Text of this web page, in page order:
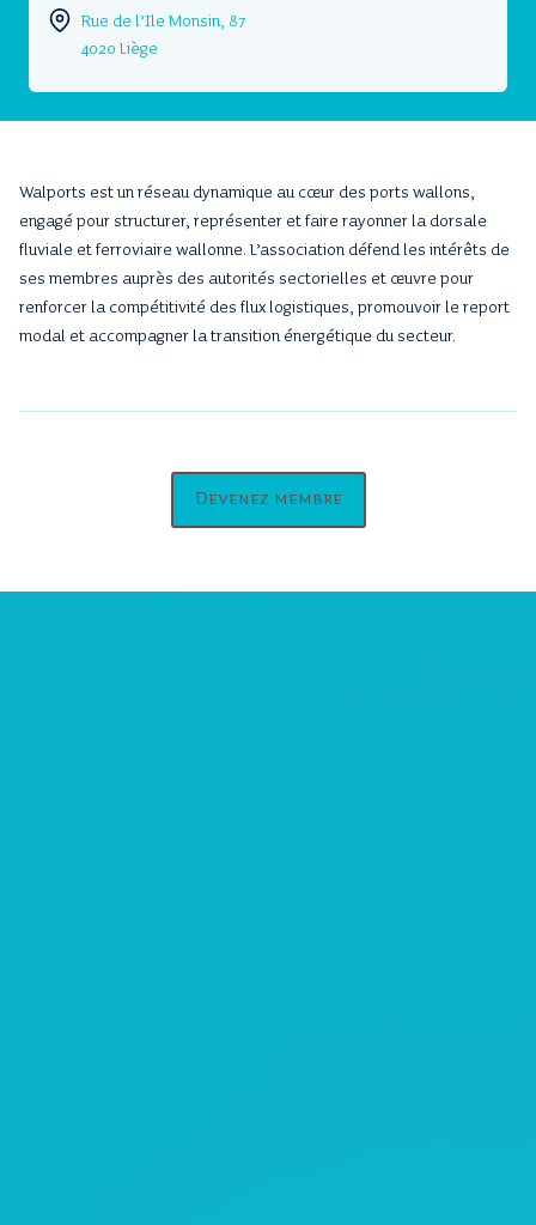
Rue de l’Ile Monsin, 87
4020 Liège
Walports est un réseau dynamique au cœur des ports wallons,
engagé pour structurer, représenter et faire rayonner la dorsale
fluviale et ferroviaire wallonne. L’association défend les intérêts de
ses membres auprès des autorités sectorielles et œuvre pour
renforcer la compétitivité des flux logistiques, promouvoir le report
modal et accompagner la transition énergétique du secteur.
Devenez membre